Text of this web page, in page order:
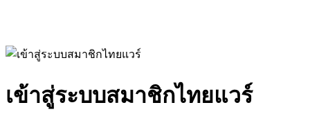
เข้าสู่ระบบสมาชิกไทยแวร์